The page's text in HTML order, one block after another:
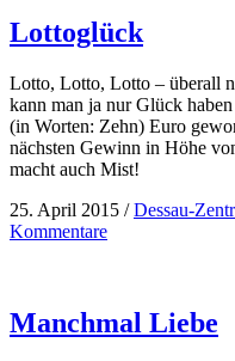
Lottoglück
Lotto, Lotto, Lotto – überall
kann man ja nur Glück
(in Worten: Zehn) Euro
nächsten Gewinn in Höhe
macht auch Mist!
25. April 2015 /Dessau-
Kommentare
Manchmal Liebe